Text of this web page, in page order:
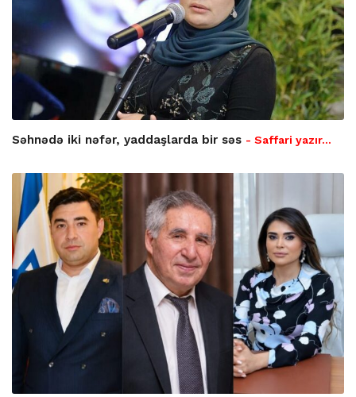
Səhnədə iki nəfər, yaddaşlarda bir səs - Saffari yazır…